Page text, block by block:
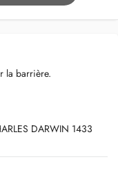
la barrière.
DARWIN 1433